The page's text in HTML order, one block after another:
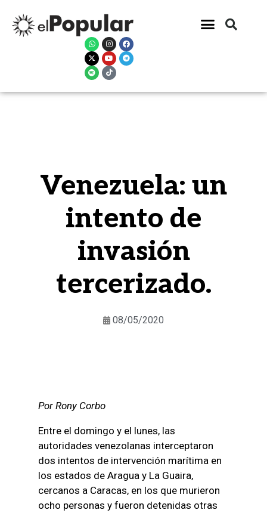
Venezuela: un
intento de
invasión
tercerizado.
08/05/2020
Por Rony Corbo
Entre el domingo y el lunes, las
autoridades venezolanas interceptaron
dos intentos de intervención marítima en
los estados de Aragua y La Guaira,
cercanos a Caracas, en los que murieron
ocho personas y fueron detenidas otras